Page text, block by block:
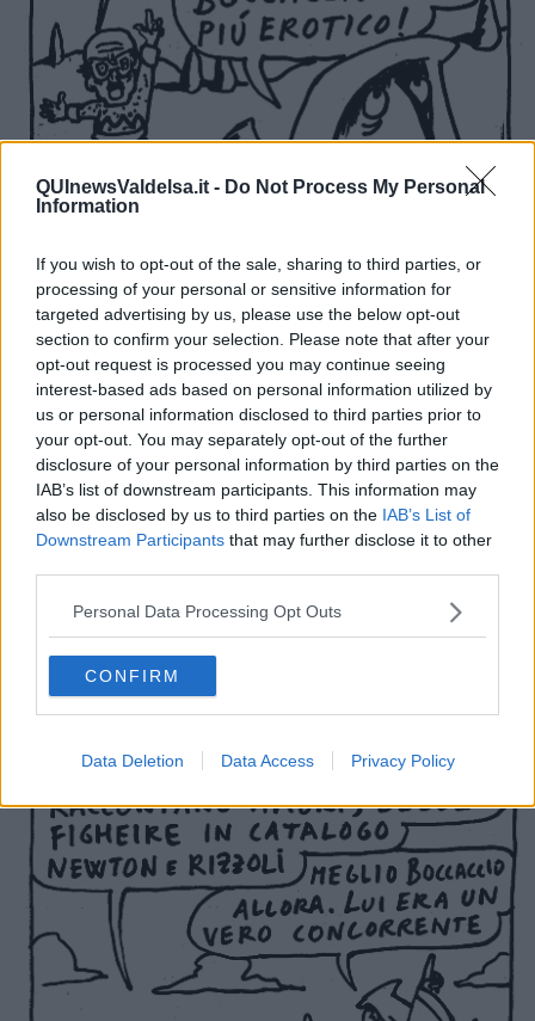
QUInewsValdelsa.it - Do Not Process My Personal
Information
If you wish to opt-out of the sale, sharing to third parties, or
processing of your personal or sensitive information for
targeted advertising by us, please use the below opt-out
section to confirm your selection. Please note that after your
opt-out request is processed you may continue seeing
interest-based ads based on personal information utilized by
us or personal information disclosed to third parties prior to
your opt-out. You may separately opt-out of the further
disclosure of your personal information by third parties on the
IAB’s list of downstream participants. This information may
also be disclosed by us to third parties on the IAB’s List of
Downstream Participants that may further disclose it to other
Personal Data Processing Opt Outs
CONFIRM
Data Deletion Data Access Privacy Policy